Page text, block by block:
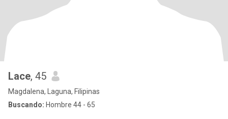
Lace, 45
Magdalena, Laguna, Filipinas
Buscando: Hombre 44 - 65